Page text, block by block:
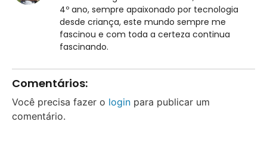
4º ano, sempre apaixonado por tecnologia
desde criança, este mundo sempre me
fascinou e com toda a certeza continua
fascinando.
Comentários:
Você precisa fazer o login para publicar um
comentário.